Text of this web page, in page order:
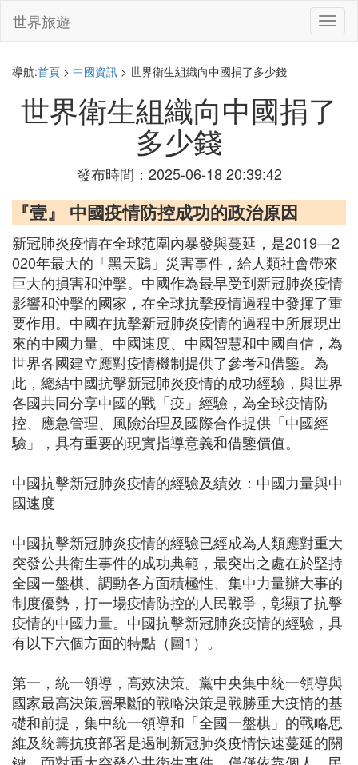
切
換
世界旅遊
導航:首頁 > 中國資訊 > 世界衛生組織向中國捐了多少錢
世界衛生組織向中國捐了
多少錢
發布時間：2025-06-18 20:39:42
『壹』 中國疫情防控成功的政治原因
新冠肺炎疫情在全球范圍內暴發與蔓延，是2019—2
020年最大的「黑天鵝」災害事件，給人類社會帶來
巨大的損害和沖擊。中國作為最早受到新冠肺炎疫情
影響和沖擊的國家，在全球抗擊疫情過程中發揮了重
要作用。中國在抗擊新冠肺炎疫情的過程中所展現出
來的中國力量、中國速度、中國智慧和中國自信，為
世界各國建立應對疫情機制提供了參考和借鑒。為
此，總結中國抗擊新冠肺炎疫情的成功經驗，與世界
各國共同分享中國的戰「疫」經驗，為全球疫情防
控、應急管理、風險治理及國際合作提供「中國經
驗」，具有重要的現實指導意義和借鑒價值。
中國抗擊新冠肺炎疫情的經驗及績效：中國力量與中
國速度
中國抗擊新冠肺炎疫情的經驗已經成為人類應對重大
突發公共衛生事件的成功典範，最突出之處在於堅持
全國一盤棋、調動各方面積極性、集中力量辦大事的
制度優勢，打一場疫情防控的人民戰爭，彰顯了抗擊
疫情的中國力量。中國抗擊新冠肺炎疫情的經驗，具
有以下六個方面的特點（圖1）。
第一，統一領導，高效決策。黨中央集中統一領導與
國家最高決策層果斷的戰略決策是戰勝重大疫情的基
礎和前提，集中統一領導和「全國一盤棋」的戰略思
維及統籌抗疫部署是遏制新冠肺炎疫情快速蔓延的關